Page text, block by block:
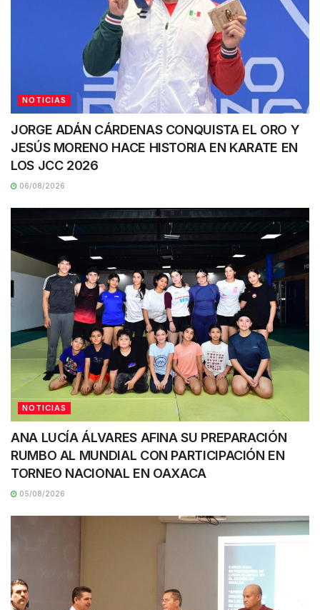
NOTICIAS
JORGE ADÁN CÁRDENAS CONQUISTA EL ORO Y
JESÚS MORENO HACE HISTORIA EN KARATE EN
LOS JCC 2026
06/08/2026
NOTICIAS
ANA LUCÍA ÁLVARES AFINA SU PREPARACIÓN
RUMBO AL MUNDIAL CON PARTICIPACIÓN EN
TORNEO NACIONAL EN OAXACA
05/08/2026